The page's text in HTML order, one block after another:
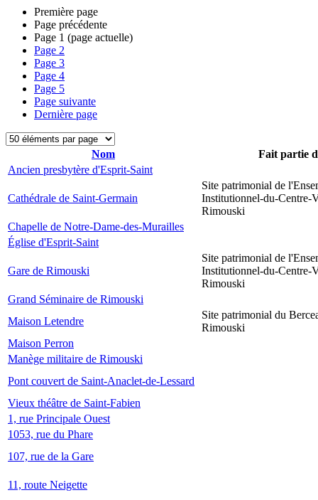
Première page
Page précédente
Page 1 (page actuelle)
Page 2
Page 3
Page 4
Page 5
Page suivante
Dernière page
Nom
Fait partie
Ancien presbytère d'Esprit-Saint
Cathédrale de Saint-Germain
Site patrimonial de
Institutionnel-du-Centre-
Rimouski
Chapelle de Notre-Dame-des-Murailles
Église d'Esprit-Saint
Gare de Rimouski
Site patrimonial de
Institutionnel-du-Centre-
Rimouski
Grand Séminaire de Rimouski
Maison Letendre
Site patrimonial du
Rimouski
Maison Perron
Manège militaire de Rimouski
Pont couvert de Saint-Anaclet-de-Lessard
Vieux théâtre de Saint-Fabien
1, rue Principale Ouest
1053, rue du Phare
107, rue de la Gare
11, route Neigette